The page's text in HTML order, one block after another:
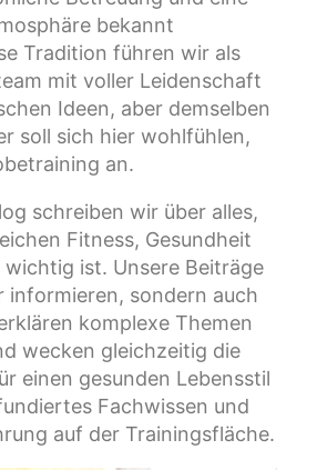
bekannt
Tradition führen wir als
mit voller Leidenschaft
Ideen, aber demselben
soll sich hier wohlfühlen,
an.
schreiben wir über alles,
Fitness, Gesundheit
wichtig ist. Unsere Beiträge
informieren, sondern auch
komplexe Themen
wecken gleichzeitig die
einen gesunden Lebensstil
Fachwissen und
auf der Trainingsfläche.